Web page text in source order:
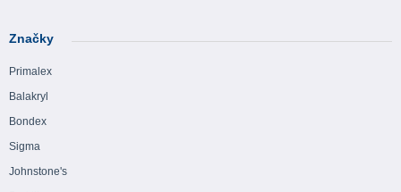
Značky
Primalex
Balakryl
Bondex
Sigma
Johnstone's